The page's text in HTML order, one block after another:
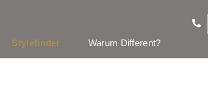
Stylefinder Warum Different?